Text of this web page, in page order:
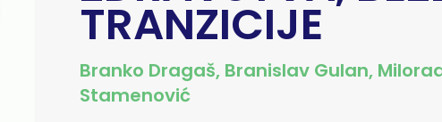
TRANZICIJE
Branko Dragaš, Branislav Gulan,
Stamenović